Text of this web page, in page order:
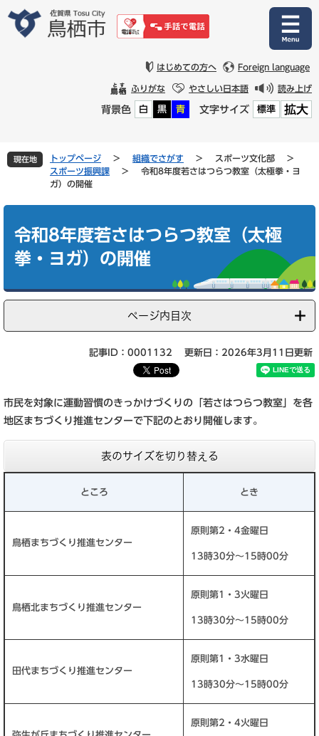
文
はじめての方へ Foreign language
ふりがな やさしい日本語 読み上げ
背景色 白 黒 青 文字サイズ 標準 拡大
現在地 トップページ > 組織でさがす > スポーツ文化部
>
スポーツ振興課
>
令和8年度若さはつらつ教室（太極拳・ヨ
ガ）の開催
令和8年度若さはつらつ教室（太極
拳・ヨガ）の開催
ページ内目次
記事ID：0001132 更新日：2026年3月11日更新
市民を対象に運動習慣のきっかけづくりの「若さはつらつ教室」を各
地区まちづくり推進センターで下記のとおり開催します。
表のサイズを切り替える
ところ とき
鳥栖まちづくり推進センター
原則第2・4金曜日
13時30分～15時00分
鳥栖北まちづくり推進センター
原則第1・3火曜日
13時30分～15時00分
田代まちづくり推進センター
原則第1・3水曜日
13時30分～15時00分
原則第2・4火曜日